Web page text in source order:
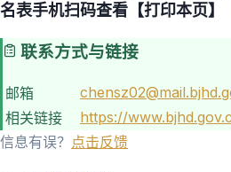
名表手机扫码查看【打印本页】
联系方式与链接
邮箱
相关链接
https://
信息有误？ 点击反馈